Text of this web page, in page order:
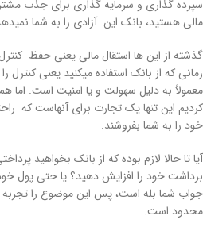
سپرده گذاری و سرمایه گذاری برای جذب
مالی هستید، بانک این آزادی را به شما
گذشته از این ها استقال مالی یعنی حفظ
زمانی که از بانک استفاده میکنید یعنی
معمولاً به دلیل سهولت و یا امنیت است. اما
کردیم این تنها یک تجارت برای آنهاست که
خود را به شما بفروشند.
آیا تا حالا لازم بوده که از بانک بخواهید
برداشت خود را افزایش دهید؟ یا حتی پول خود
جواب شما بله است، پس این موضوع را تجربه
محدود است.